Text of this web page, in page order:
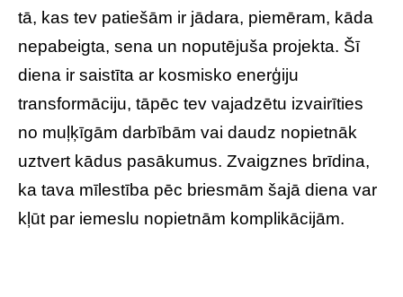
tā, kas tev patiešām ir jādara, piemēram, kāda
nepabeigta, sena un noputējuša projekta. Šī
diena ir saistīta ar kosmisko enerģiju
transformāciju, tāpēc tev vajadzētu izvairīties
no muļķīgām darbībām vai daudz nopietnāk
uztvert kādus pasākumus. Zvaigznes brīdina,
ka tava mīlestība pēc briesmām šajā diena var
kļūt par iemeslu nopietnām komplikācijām.